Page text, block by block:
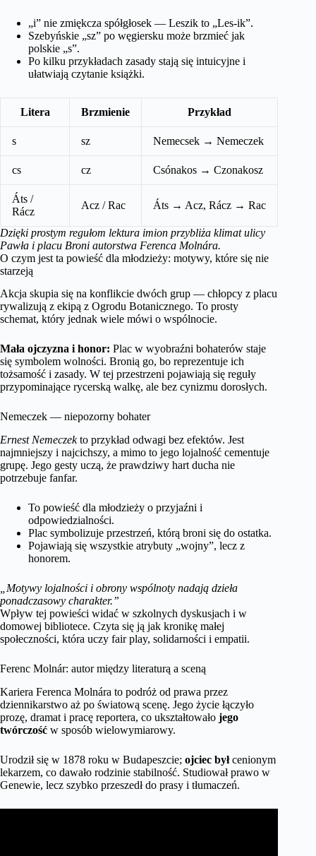
„i” nie zmiękcza spółgłosek — Leszik to „Les-ik”.
Szebyńskie „sz” po węgiersku może brzmieć jak
polskie „s”.
Po kilku przykładach zasady stają się intuicyjne i
ułatwiają czytanie książki.
Litera Brzmienie Przykład
s sz Nemecsek → Nemeczek
cs cz Csónakos → Czonakosz
Áts /
Rácz
Acz / Rac Áts → Acz, Rácz → Rac
Dzięki prostym regułom lektura imion przybliża klimat ulicy
Pawła i placu Broni autorstwa Ferenca Molnára.
O czym jest ta powieść dla młodzieży: motywy, które się nie
starzeją
Akcja skupia się na konflikcie dwóch grup — chłopcy z placu
rywalizują z ekipą z Ogrodu Botanicznego. To prosty
schemat, który jednak wiele mówi o wspólnocie.
Mała ojczyzna i honor: Plac w wyobraźni bohaterów staje
się symbolem wolności. Bronią go, bo reprezentuje ich
tożsamość i zasady. W tej przestrzeni pojawiają się reguły
przypominające rycerską walkę, ale bez cynizmu dorosłych.
Nemeczek — niepozorny bohater
Ernest Nemeczekto przykład odwagi bez efektów. Jest
najmniejszy i najcichszy, a mimo to jego lojalność cementuje
grupę. Jego gesty uczą, że prawdziwy hart ducha nie
potrzebuje fanfar.
To powieść dla młodzieży o przyjaźni i
odpowiedzialności.
Plac symbolizuje przestrzeń, którą broni się do ostatka.
Pojawiają się wszystkie atrybuty „wojny”, lecz z
honorem.
„Motywy lojalności i obrony wspólnoty nadają dzieła
ponadczasowy charakter.”
Wpływ tej powieści widać w szkolnych dyskusjach i w
domowej bibliotece. Czyta się ją jak kronikę małej
społeczności, która uczy fair play, solidarności i empatii.
Ferenc Molnár: autor między literaturą a sceną
Kariera Ferenca Molnára to podróż od prawa przez
dziennikarstwo aż po światową scenę. Jego życie łączyło
prozę, dramat i pracę reportera, co ukształtowało jego
twórczość w sposób wielowymiarowy.
Urodził się w 1878 roku w Budapeszcie; ojciec byłcenionym
lekarzem, co dawało rodzinie stabilność. Studiował prawo w
Genewie, lecz szybko przeszedł do prasy i tłumaczeń.